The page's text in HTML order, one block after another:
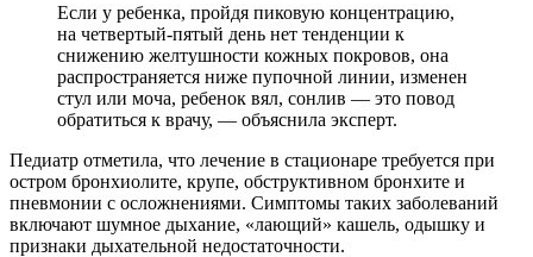
Если у ребенка, пройдя пиковую концентрацию,
на четвертый-пятый день нет тенденции к
снижению желтушности кожных покровов, она
распространяется ниже пупочной линии, изменен
стул или моча, ребенок вял, сонлив — это повод
обратиться к врачу, — объяснила эксперт.
Педиатр отметила, что лечение в стационаре требуется при
остром бронхиолите, крупе, обструктивном бронхите и
пневмонии с осложнениями. Симптомы таких заболеваний
включают шумное дыхание, «лающий» кашель, одышку и
признаки дыхательной недостаточности.